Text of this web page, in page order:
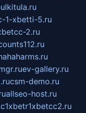
1-xbetti-5.ru
2.ru
ev-gallery.ru
csm-demo.ru
allseo-host.ru